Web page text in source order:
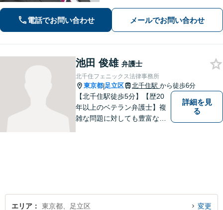
にしておりますので、ささいなお悩み
でも遠慮なくお聞かせください。【電
話・WEB面談可】
電話でお問い合わせ メールでお問い合わせ
池田 俊雄 弁護士
北千住フェニックス法律事務所
東京都|足立区 北千住駅 から徒歩6分
【北千住駅徒歩5分】【歴20
年以上のベテラン弁護士】複
雑な問題に対しても豊富な経
詳細を見
る
エリア 東京都、足立区 変更